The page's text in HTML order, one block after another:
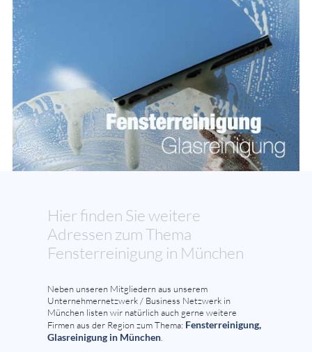
Hier finden Sie weitere
Adressen zum Thema
Fensterreinigung in München
Neben unseren Mitgliedern aus unserem
Unternehmernetzwerk / Business Netzwerk in
München listen wir natürlich auch gerne weitere
Firmen aus der Region zum Thema: Fensterreinigung,
Glasreinigung in München.